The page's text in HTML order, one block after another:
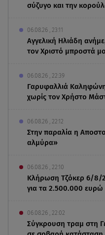
σύζυγο και την
06.08.26 , 23:11
Αγγελική Ηλιάδη
τον Χριστό μπροστά
06.08.26 , 22:39
Γαρυφαλλιά
χωρίς τον Χρήστο
06.08.26 , 22:12
Στην παραλία η
αλμύρα»
06.08.26 , 22:10
Κλήρωση Τζόκερ 6/8/
για τα 2.500.000 ευρώ
06.08.26 , 22:02
Σύγκρουση τραμ στη